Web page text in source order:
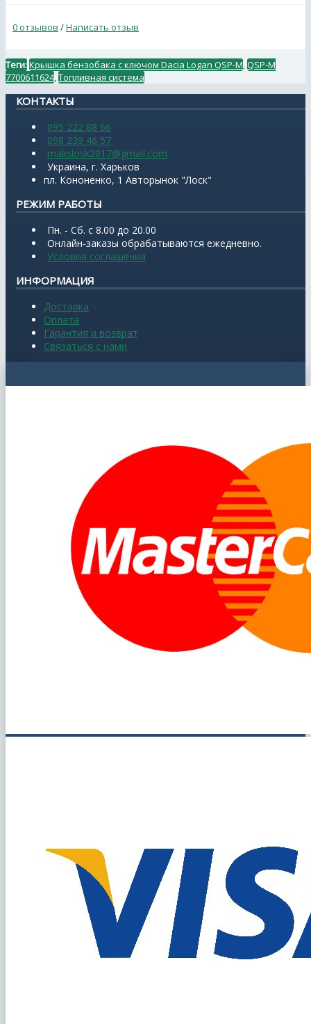
0 отзывов /Написать отзыв
Теги:Крышка бензобака с ключом Dacia Logan QSP-M QSP-M
7700611624 Топливная система
КОНТАКТЫ
095 222 88 66
098 239 46 57
makslosk2017@gmail.com
Украина, г. Харьков
пл. Кононенко, 1 Авторынок "Лоск"
РЕЖИМ РАБОТЫ
Пн. - Сб. с 8.00 до 20.00
Онлайн-заказы обрабатываются ежедневно.
Условия соглашения
ИНФОРМАЦИЯ
Доставка
Оплата
Гарантия и возврат
Связаться с нами